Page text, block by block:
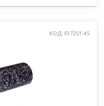
КОД: FI-7201-45